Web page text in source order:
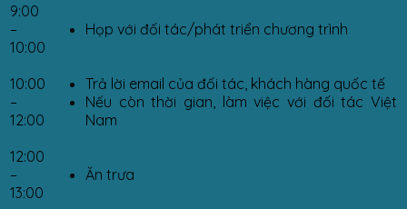
9:00
–
10:00
Họp với đối tác/phát triển chương trình
10:00
–
12:00
Trả lời email của đối tác, khách hàng quốc tế
Nếu còn thời gian, làm việc với đối tác Việt
Nam
12:00
–
13:00
Ăn trưa